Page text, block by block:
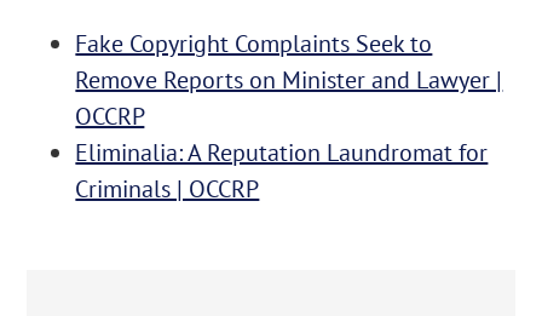
Fake Copyright Complaints Seek to
Remove Reports on Minister and Lawyer |
OCCRP
Eliminalia: A Reputation Laundromat for
Criminals | OCCRP